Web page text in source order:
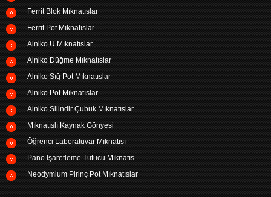
Ferrit Blok Mıknatıslar
Ferrit Pot Mıknatıslar
Alniko U Mıknatıslar
Alniko Düğme Mıknatıslar
Alniko Sığ Pot Mıknatıslar
Alniko Pot Mıknatıslar
Alniko Silindir Çubuk Mıknatıslar
Mıknatıslı Kaynak Gönyesi
Öğrenci Laboratuvar Mıknatısı
Pano İşaretleme Tutucu Mıknatıs
Neodymium Pirinç Pot Mıknatıslar